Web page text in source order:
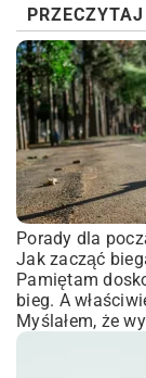
Porady dla
Jak zacząć
Pamiętam
bieg. A
Myślałem, że